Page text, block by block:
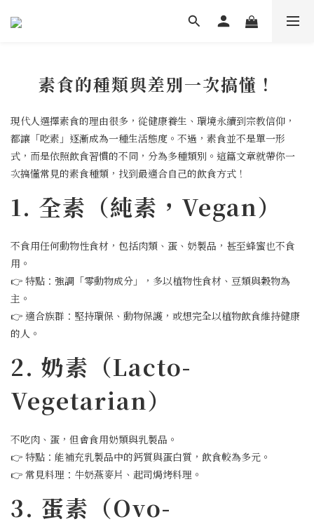
素食的種類與差別一次搞懂！
現代人選擇素食的理由很多，從健康養生、環境永續到宗教信仰，
都讓「吃素」逐漸成為一種生活態度。不過，素食並不是單一形
式，而是依照飲食習慣的不同，分為多種類別。這篇文章就帶你一
次搞懂常見的素食種類，找到最適合自己的飲食方式！
1. 全素（純素，Vegan）
不食用任何動物性食材，包括肉類、蛋、奶製品，甚至蜂蜜也不食
用。
👉 特點：強調「零動物成分」，多以植物性食材、豆類與穀物為
主。
👉 適合族群：堅持環保、動物保護，或想完全以植物飲食維持健康
的人。
2. 奶素（Lacto-
Vegetarian）
不吃肉、蛋，但會食用奶類與乳製品。
👉 特點：能補充乳製品中的鈣質與蛋白質，飲食較為多元。
👉 常見料理：牛奶燕麥片、起司焗烤料理。
3. 蛋素（Ovo-